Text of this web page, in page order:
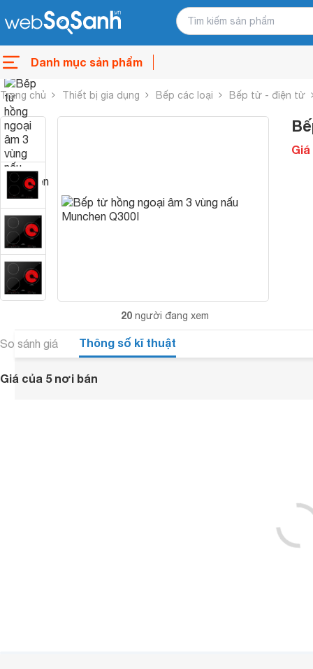
Danh mục sản phẩm
Trang chủ Thiết bị gia dụng Bếp các loại Bếp từ - điện từ
20 người đang xem
Giá
So sánh giá Thông số kĩ thuật
Giá của 5 nơi bán